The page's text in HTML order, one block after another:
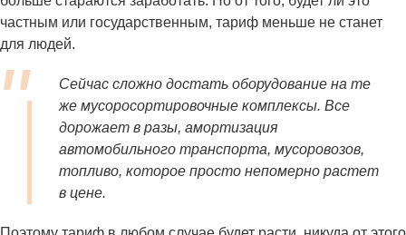
частным или государственным, тариф меньше не станет
для людей.
Сейчас сложно достать оборудование на те
же мусоросортировочные комплексы. Все
дорожает в разы, амортизация
автомобильного транспорта, мусоровозов,
топливо, которое просто непомерно растет
в цене.